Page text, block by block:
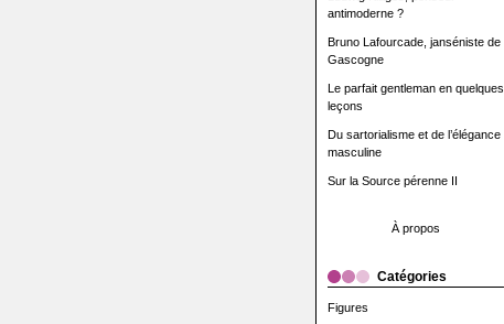
antimoderne ?
Bruno Lafourcade, janséniste de
Gascogne
Le parfait gentleman en quelques
leçons
Du sartorialisme et de l’élégance
masculine
Sur la Source pérenne II
À propos
Catégories
Figures